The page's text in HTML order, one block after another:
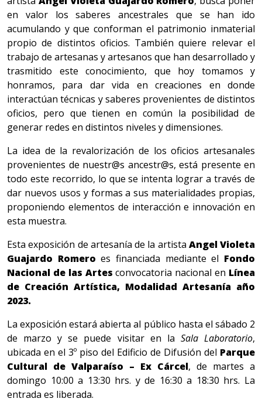
en valor los saberes ancestrales que se han ido
acumulando y que conforman el patrimonio inmaterial
propio de distintos oficios. También quiere relevar el
trabajo de artesanas y artesanos que han desarrollado y
trasmitido este conocimiento, que hoy tomamos y
honramos, para dar vida en creaciones en donde
interactúan técnicas y saberes provenientes de distintos
oficios, pero que tienen en común la posibilidad de
generar redes en distintos niveles y dimensiones.
La idea de la revalorización de los oficios artesanales
provenientes de nuestr@s ancestr@s, está presente en
todo este recorrido, lo que se intenta lograr a través de
dar nuevos usos y formas a sus materialidades propias,
proponiendo elementos de interacción e innovación en
esta muestra.
Esta exposición de artesanía de la artista Angel Violeta
Guajardo Romero es financiada mediante el Fondo
Nacional de las Artes convocatoria nacional en Línea
de Creación Artística, Modalidad Artesanía año
2023.
La exposición estará abierta al público hasta el sábado 2
de marzo y se puede visitar en la Sala Laboratorio,
ubicada en el 3º piso del Edificio de Difusión del Parque
Cultural de Valparaíso – Ex Cárcel, de martes a
domingo 10:00 a 13:30 hrs. y de 16:30 a 18:30 hrs. La
entrada es liberada.